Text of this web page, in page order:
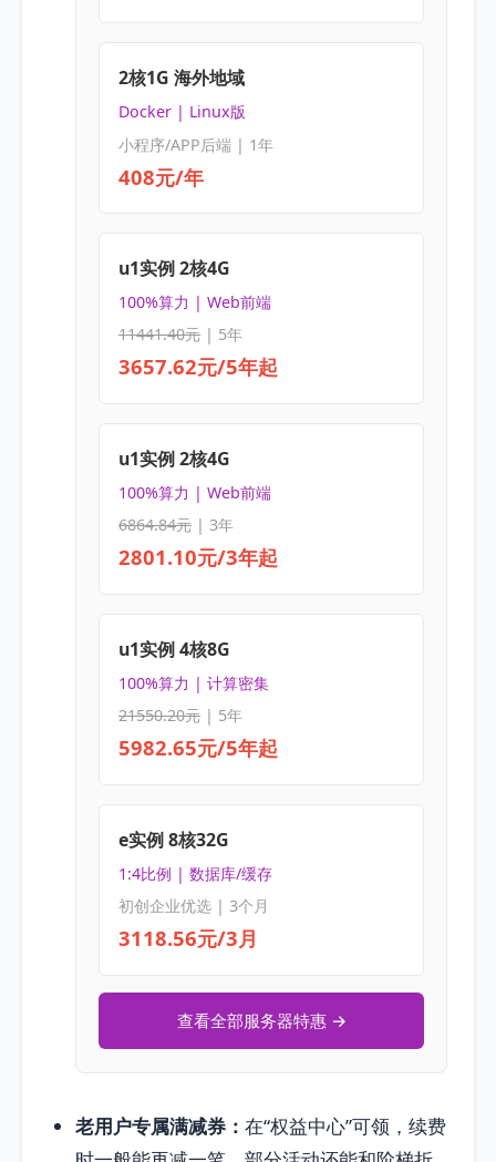
2核1G 海外地域
Docker | Linux版
小程序/APP后端 | 1年
408元/年
u1实例 2核4G
100%算力 | Web前端
11441.40元| 5年
3657.62元/5年起
u1实例 2核4G
100%算力 | Web前端
6864.84元| 3年
2801.10元/3年起
u1实例 4核8G
100%算力 | 计算密集
21550.20元| 5年
5982.65元/5年起
e实例 8核32G
1:4比例 | 数据库/缓存
初创企业优选 | 3个月
3118.56元/3月
查看全部服务器特惠 →
老用户专属满减券： 在“权益中心”可领，续费